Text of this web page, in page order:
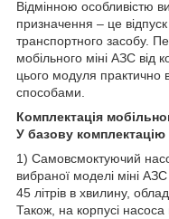
Відмінною особливістю
призначення – це
транспортного засобу.
мобільного міні АЗС від
цього модуля практично
способами.
Комплектація
У базову
1) Самовсмоктуючий
вибраної моделі міні
45 літрів в хвилину,
Також, на корпусі